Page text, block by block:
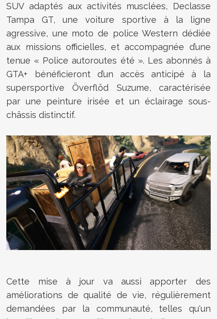
SUV adaptés aux activités musclées, Declasse
Tampa GT, une voiture sportive à la ligne
agressive, une moto de police Western dédiée
aux missions officielles, et accompagnée d’une
tenue « Police autoroutes été ». Les abonnés à
GTA+ bénéficieront d’un accès anticipé à la
supersportive Överflöd Suzume, caractérisée
par une peinture irisée et un éclairage sous-
châssis distinctif.
Cette mise à jour va aussi apporter des
améliorations de qualité de vie, régulièrement
demandées par la communauté, telles qu'un